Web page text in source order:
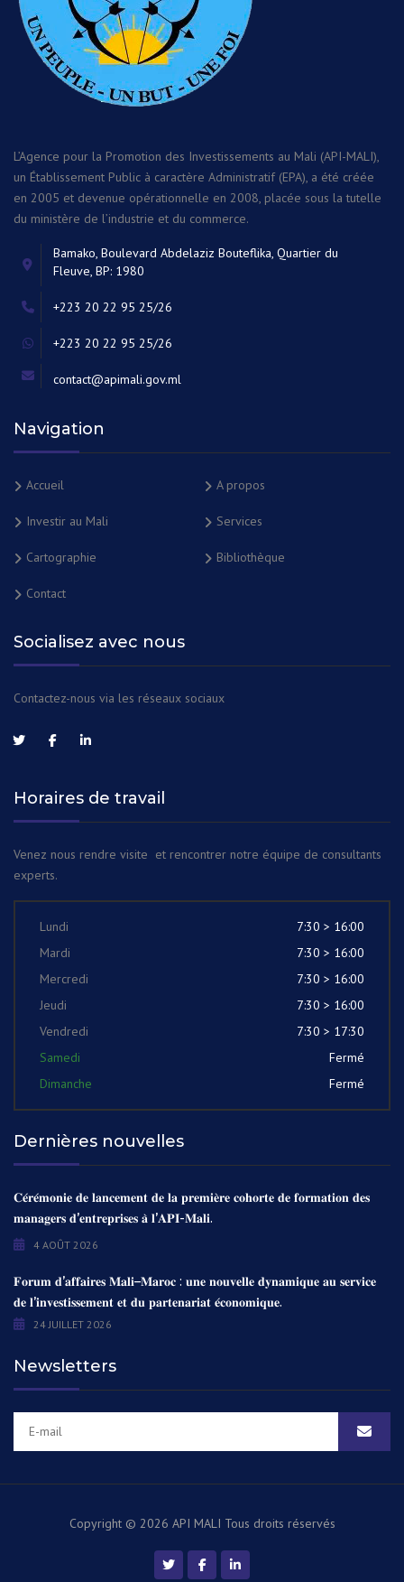
L’Agence pour la Promotion des Investissements au Mali (API-MALI),
un Établissement Public à caractère Administratif (EPA), a été créée
en 2005 et devenue opérationnelle en 2008, placée sous la tutelle
du ministère de l’industrie et du commerce.
Bamako, Boulevard Abdelaziz Bouteflika, Quartier du
Fleuve, BP: 1980
+223 20 22 95 25/26
+223 20 22 95 25/26
contact@apimali.gov.ml
Navigation
Accueil A propos
Investir au Mali Services
Cartographie Bibliothèque
Contact
Socialisez avec nous
Contactez-nous via les réseaux sociaux
Horaires de travail
Venez nous rendre visite et rencontrer notre équipe de consultants
experts.
Lundi
7:30 > 16:00
Mardi
7:30 > 16:00
Mercredi
7:30 > 16:00
Jeudi
7:30 > 16:00
Vendredi
7:30 > 17:30
Samedi
Fermé
Dimanche
Fermé
Dernières nouvelles
𝐂𝐞́𝐫𝐞́𝐦𝐨𝐧𝐢𝐞 𝐝𝐞 𝐥𝐚𝐧𝐜𝐞𝐦𝐞𝐧𝐭 𝐝𝐞 𝐥𝐚 𝐩𝐫𝐞𝐦𝐢𝐞̀𝐫𝐞 𝐜𝐨𝐡𝐨𝐫𝐭𝐞 𝐝𝐞 𝐟𝐨𝐫𝐦𝐚𝐭𝐢𝐨𝐧 𝐝𝐞𝐬
𝐦𝐚𝐧𝐚𝐠𝐞𝐫𝐬 𝐝’𝐞𝐧𝐭𝐫𝐞𝐩𝐫𝐢𝐬𝐞𝐬 𝐚̀ 𝐥’𝐀𝐏𝐈-𝐌𝐚𝐥𝐢.
4 AOÛT 2026
𝐅𝐨𝐫𝐮𝐦 𝐝’𝐚𝐟𝐟𝐚𝐢𝐫𝐞𝐬 𝐌𝐚𝐥𝐢–𝐌𝐚𝐫𝐨𝐜 : 𝐮𝐧𝐞 𝐧𝐨𝐮𝐯𝐞𝐥𝐥𝐞 𝐝𝐲𝐧𝐚𝐦𝐢𝐪𝐮𝐞 𝐚𝐮 𝐬𝐞𝐫𝐯𝐢𝐜𝐞
𝐝𝐞 𝐥’𝐢𝐧𝐯𝐞𝐬𝐭𝐢𝐬𝐬𝐞𝐦𝐞𝐧𝐭 𝐞𝐭 𝐝𝐮 𝐩𝐚𝐫𝐭𝐞𝐧𝐚𝐫𝐢𝐚𝐭 𝐞́𝐜𝐨𝐧𝐨𝐦𝐢𝐪𝐮𝐞.
24 JUILLET 2026
Newsletters
Copyright © 2026 API MALI Tous droits réservés